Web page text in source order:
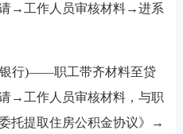
→工作人员审核材料→进系
行)——职工带齐材料至贷
→工作人员审核材料，与职
托提取住房公积金协议》→